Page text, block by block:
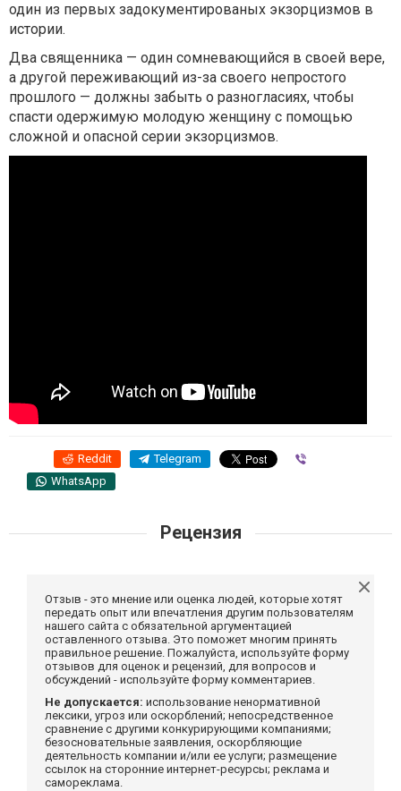
один из первых задокументированых экзорцизмов в
истории.
Два священника — один сомневающийся в своей вере,
а другой переживающий из-за своего непростого
прошлого — должны забыть о разногласиях, чтобы
спасти одержимую молодую женщину с помощью
сложной и опасной серии экзорцизмов.
Reddit Telegram
WhatsApp
Рецензия
Отзыв - это мнение или оценка людей, которые хотят
передать опыт или впечатления другим пользователям
нашего сайта с обязательной аргументацией
оставленного отзыва. Это поможет многим принять
правильное решение. Пожалуйста, используйте форму
отзывов для оценок и рецензий, для вопросов и
обсуждений - используйте форму комментариев.
Не допускается: использование ненормативной
лексики, угроз или оскорблений; непосредственное
сравнение с другими конкурирующими компаниями;
безосновательные заявления, оскорбляющие
деятельность компании и/или ее услуги; размещение
ссылок на сторонние интернет-ресурсы; реклама и
самореклама.